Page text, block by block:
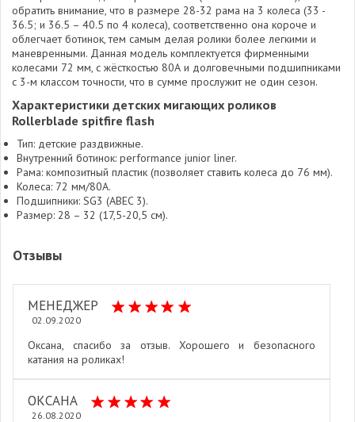
обратить внимание, что в размере 28-32 рама на 3 колеса (33 -
36.5; и 36.5 – 40.5 по 4 колеса), соответственно она короче и
облегчает ботинок, тем самым делая ролики более легкими и
маневренными. Данная модель комплектуется фирменными
колесами 72 мм, с жёсткостью 80А и долговечными подшипниками
с 3-м классом точности, что в сумме прослужит не один сезон.
Характеристики детских мигающих роликов
Rollerblade spitfire flash
Тип: детские раздвижные.
Внутренний ботинок: performance junior liner.
Рама: композитный пластик (позволяет ставить колеса до 76 мм).
Колеса: 72 мм/80A.
Подшипники: SG3 (ABEC 3).
Размер: 28 – 32 (17,5-20,5 см).
Отзывы
МЕНЕДЖЕР
02.09.2020
Оксана, спасибо за отзыв. Хорошего и безопасного
катания на роликах!
ОКСАНА
26.08.2020